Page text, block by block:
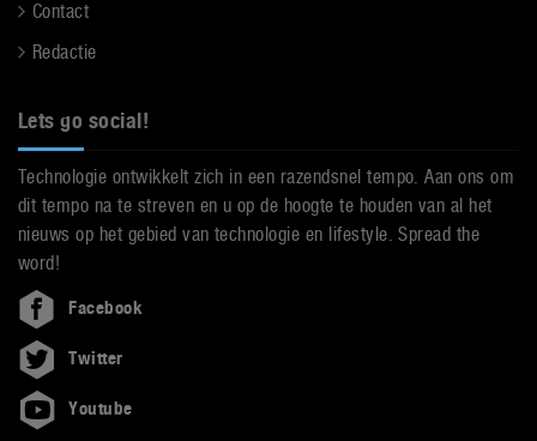
Contact
Redactie
Lets go social!
Technologie ontwikkelt zich in een razendsnel tempo. Aan ons om
dit tempo na te streven en u op de hoogte te houden van al het
nieuws op het gebied van technologie en lifestyle. Spread the
word!
Facebook
Twitter
Youtube